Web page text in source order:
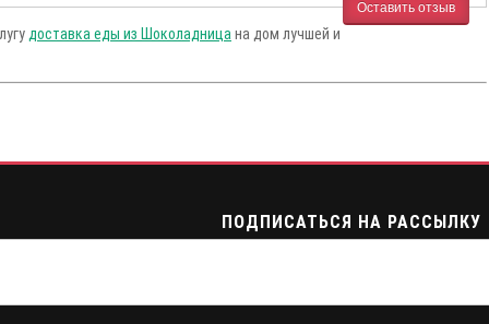
Оставить отзыв
доставка еды из Шоколадница на дом лучшей и
ПОДПИСАТЬСЯ НА РАССЫЛКУ